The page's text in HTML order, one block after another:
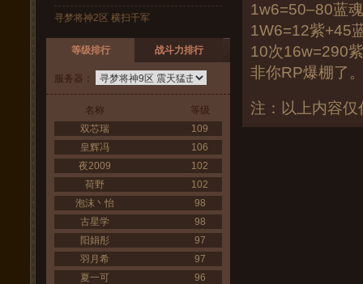
寻梦将神2区 横扫千军
等级排行 战斗力排行
服务器：
名称
等级
双芯瑞
109
皇辉冯
106
夜2009
102
荷野
102
泡沫丶怡
98
古星学
98
阳娟彤
97
羽月希
97
夏一可
96
1w6=50–80蓝
1W6=12紫+45
10次16w=290
非你RP爆棚了
注：以上内容